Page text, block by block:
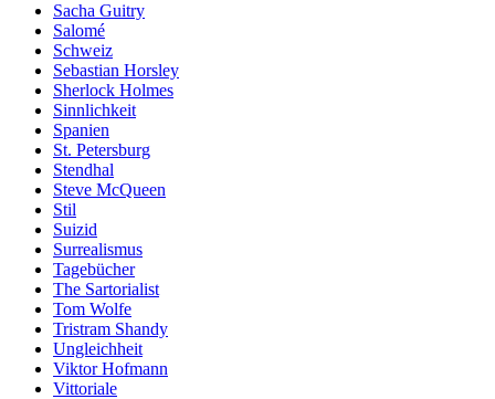
Sacha Guitry
Salomé
Schweiz
Sebastian Horsley
Sherlock Holmes
Sinnlichkeit
Spanien
St. Petersburg
Stendhal
Steve McQueen
Stil
Suizid
Surrealismus
Tagebücher
The Sartorialist
Tom Wolfe
Tristram Shandy
Ungleichheit
Viktor Hofmann
Vittoriale